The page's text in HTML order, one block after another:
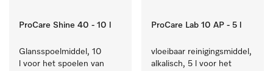
ProCare Shine 40 - 10 l
Glansspoelmiddel, 10
l voor het spoelen van
ProCare Lab 10 AP - 5 l
vloeibaar reinigingsmiddel,
alkalisch, 5 l voor het